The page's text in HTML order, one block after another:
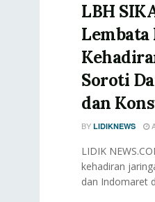
LBH
Lembata
Soroti
dan
BY LIDIKNEWS
LIDIK
kehadiran
dan Indomaret